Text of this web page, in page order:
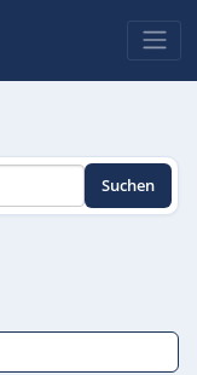
Suchen